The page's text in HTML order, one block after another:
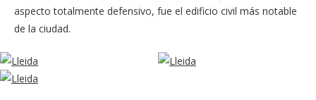
aspecto totalmente defensivo, fue el edificio civil más notable
de la ciudad.